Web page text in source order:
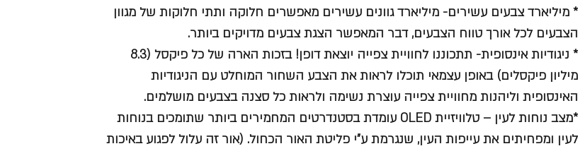
* מיליארד צבעים עשירים- מיליארד גוונים עשירים מאפשרים חלוקה ותתי חלוקות של מגוון
הצבעים לכל אורך טווח הצבעים, דבר המאפשר הצגת צבעים מדויקים ביותר.
* ניגודיות אינסופית- תתכוננו לחוויית צפייה יוצאת דופן! בזכות הארה של כל פיקסל (8.3
מיליון פיקסלים) באופן עצמאי תוכלו לראות את הצבע השחור המוחלט עם הניגודיות
האינסופית וליהנות מחוויית צפייה עוצרת נשימה ולראות כל סצנה בצבעים מושלמים.
*מצב נוחות לעין – טלוויזיית OLED עומדת בסטנדרטים המחמירים ביותר שתומכים בנוחות
לעין ומפחיתים את עייפות העין, שנגרמת ע”י פליטת האור הכחול. (אור זה עלול לפגוע באיכות